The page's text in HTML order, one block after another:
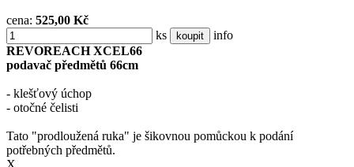
cena: 525,00 Kč
ks
koupit
info
REVOREACH XCEL66
podavač předmětů 66cm
- klešťový úchop
- otočné čelisti
Tato "prodloužená ruka" je šikovnou pomůckou k podání
potřebných předmětů.
X